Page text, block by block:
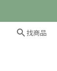
找商品